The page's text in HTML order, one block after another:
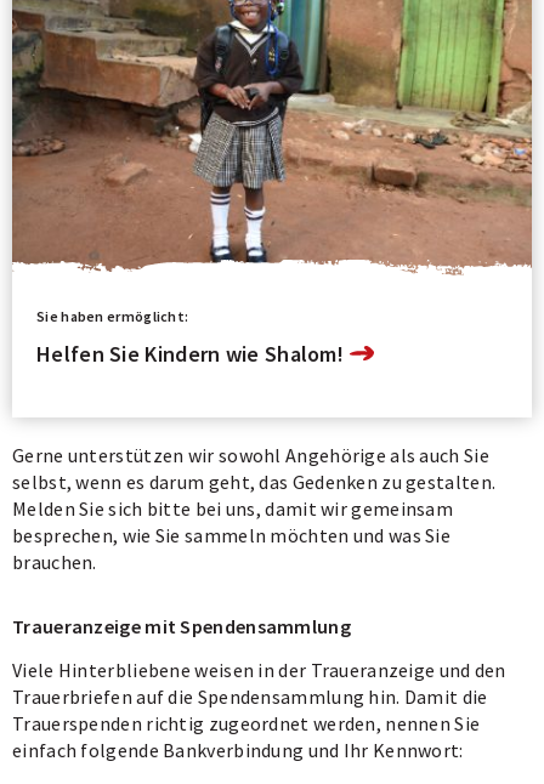
Helfen Sie Kindern wie Shalom!
Sie haben ermöglicht:
Gerne unterstützen wir sowohl Angehörige als auch Sie
selbst, wenn es darum geht, das Gedenken zu gestalten.
Melden Sie sich bitte bei uns, damit wir gemeinsam
besprechen, wie Sie sammeln möchten und was Sie
brauchen.
Traueranzeige mit Spendensammlung
Viele Hinterbliebene weisen in der Traueranzeige und den
Trauerbriefen auf die Spendensammlung hin. Damit die
Trauerspenden richtig zugeordnet werden, nennen Sie
einfach folgende Bankverbindung und Ihr Kennwort: